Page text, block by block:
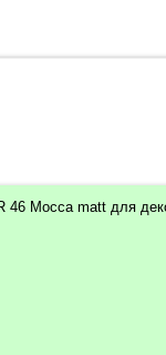
46 Mocca matt для